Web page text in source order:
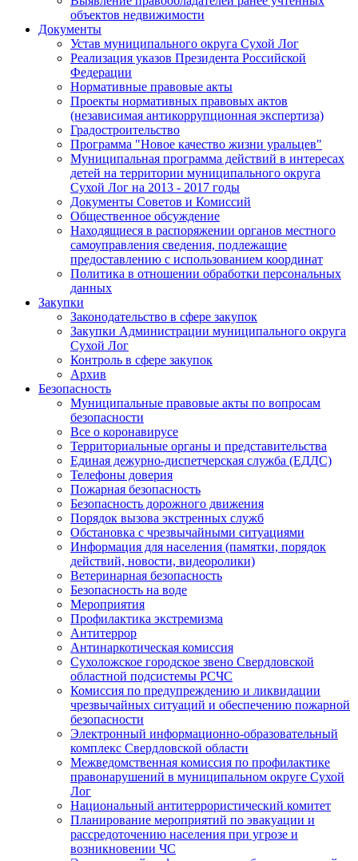
объектов недвижимости
Документы
Устав муниципального округа Сухой Лог
Реализация указов Президента Российской
Федерации
Нормативные правовые акты
Проекты нормативных правовых актов
(независимая антикоррупционная экспертиза)
Градостроительство
Программа "Новое качество жизни уральцев"
Муниципальная программа действий в интересах
детей на территории муниципального округа
Сухой Лог на 2013 - 2017 годы
Документы Советов и Комиссий
Общественное обсуждение
Находящиеся в распоряжении органов местного
самоуправления сведения, подлежащие
предоставлению с использованием координат
Политика в отношении обработки персональных
данных
Закупки
Законодательство в сфере закупок
Закупки Администрации муниципального округа
Сухой Лог
Контроль в сфере закупок
Архив
Безопасность
Муниципальные правовые акты по вопросам
безопасности
Все о коронавирусе
Территориальные органы и представительства
Единая дежурно-диспетчерская служба (ЕДДС)
Телефоны доверия
Пожарная безопасность
Безопасность дорожного движения
Порядок вызова экстренных служб
Обстановка с чрезвычайными ситуациями
Информация для населения (памятки, порядок
действий, новости, видеоролики)
Ветеринарная безопасность
Безопасность на воде
Мероприятия
Профилактика экстремизма
Антитеррор
Антинаркотическая комиссия
Сухоложское городское звено Свердловской
областной подсистемы РСЧС
Комиссия по предупреждению и ликвидации
чрезвычайных ситуаций и обеспечению пожарной
безопасности
Электронный информационно-образовательный
комплекс Cвердловской области
Межведомственная комиссия по профилактике
правонарушений в муниципальном округе Сухой
Лог
Национальный антитеррористический комитет
Планирование мероприятий по эвакуации и
рассредоточению населения при угрозе и
возникновении ЧС